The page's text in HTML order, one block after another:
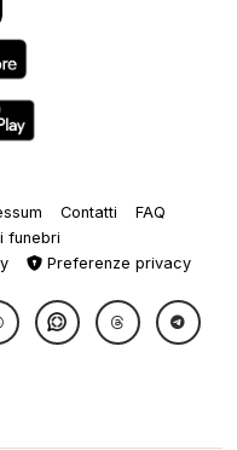
Contatti
FAQ
funebri
Preferenze privacy